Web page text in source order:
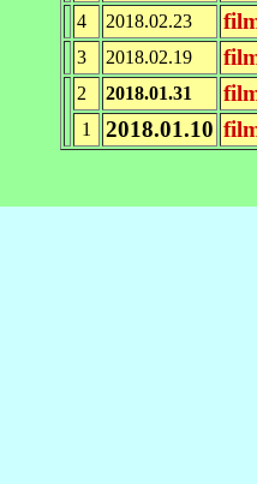
4 2018.02.23
3 2018.02.19
2 2018.01.31
1 2018.01.10